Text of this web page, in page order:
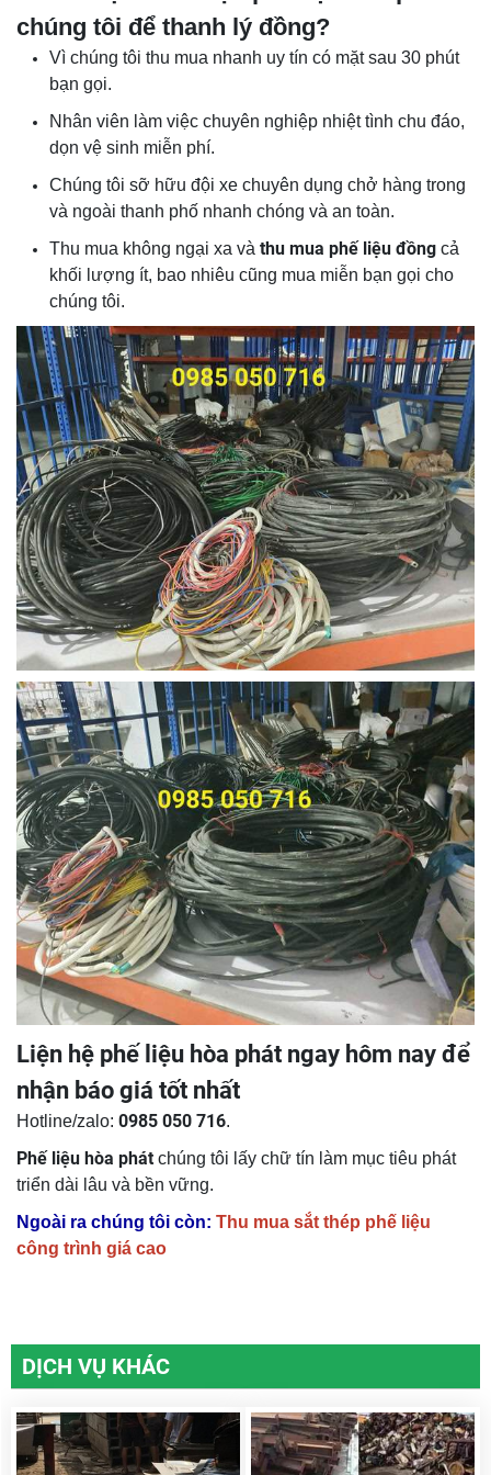
chúng tôi để thanh lý đồng?
Vì chúng tôi thu mua nhanh uy tín có mặt sau 30 phút
bạn gọi.
Nhân viên làm việc chuyên nghiệp nhiệt tình chu đáo,
dọn vệ sinh miễn phí.
Chúng tôi sỡ hữu đội xe chuyên dụng chở hàng trong
và ngoài thanh phố nhanh chóng và an toàn.
Thu mua không ngại xa và thu mua phế liệu đồng cả
khối lượng ít, bao nhiêu cũng mua miễn bạn gọi cho
chúng tôi.
Liện hệ phế liệu hòa phát ngay hôm nay để
nhận báo giá tốt nhất
Hotline/zalo: 0985 050 716.
Phế liệu hòa phát chúng tôi lấy chữ tín làm mục tiêu phát
triển dài lâu và bền vững.
Ngoài ra chúng tôi còn: Thu mua sắt thép phế liệu
công trình giá cao
DỊCH VỤ KHÁC